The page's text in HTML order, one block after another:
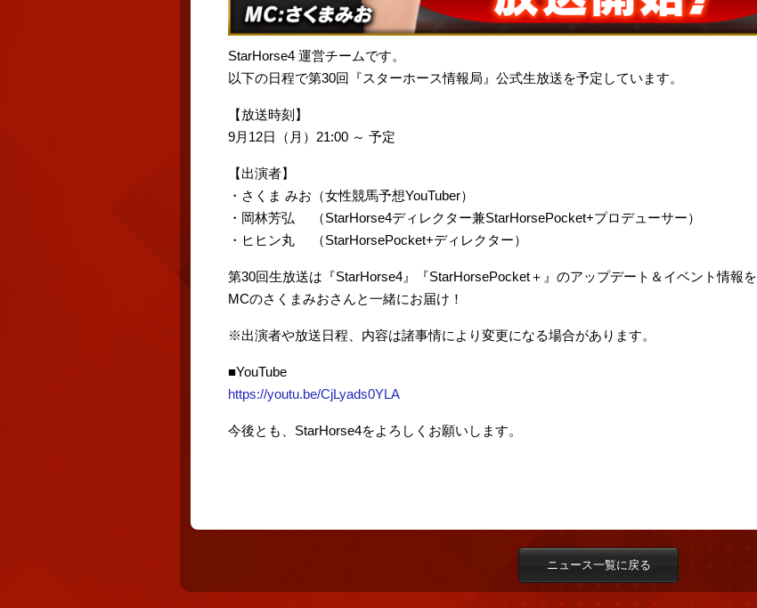
StarHorse4 運営チームです。
以下の日程で第30回『スターホース情報局』公式生放送を予定しています。
【放送時刻】
9月12日（月）21:00 ～ 予定
【出演者】
・さくま みお（女性競馬予想YouTuber）
・岡林芳弘 （StarHorse4ディレクター兼StarHorsePocket+プロデューサー）
・ヒヒン丸 （StarHorsePocket+ディレクター）
第30回生放送は『StarHorse4』『StarHorsePocket＋』のアップデート＆イベント情報を
MCのさくまみおさんと一緒にお届け！
※出演者や放送日程、内容は諸事情により変更になる場合があります。
■YouTube
https://youtu.be/CjLyads0YLA
今後とも、StarHorse4をよろしくお願いします。
ニュース一覧に戻る